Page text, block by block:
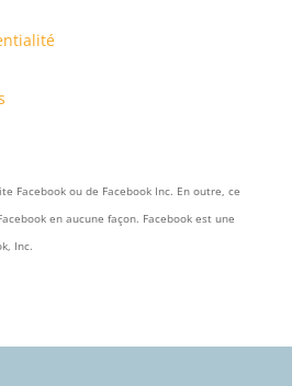
Facebook ou de Facebook Inc. En outre, ce
en aucune façon. Facebook est une
Inc.